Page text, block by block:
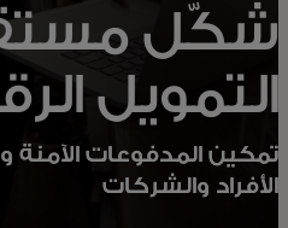
شكّل
التمويل
تمكين المدفوعات الآمنة
الأفراد والشركات